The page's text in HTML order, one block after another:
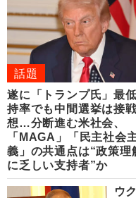
話題
遂に「トランプ氏」最
持率でも中間選挙は接
想…分断進む米社会、
「MAGA」「民主社会
義」の共通点は“政策理
に乏しい支持者”か
ウ